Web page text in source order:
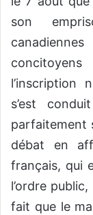
son
l’inscription
s’est
parfaitement
débat en
français, qui
l’ordre
fait que le